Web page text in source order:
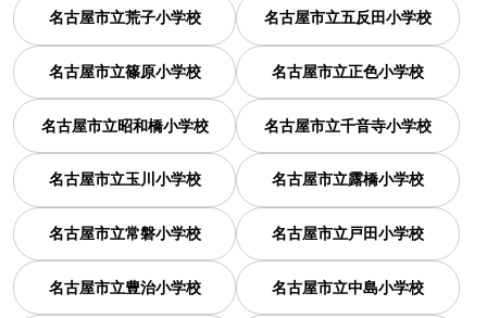
名古屋市立荒子小学校 名古屋市立五反田小学校
名古屋市立篠原小学校 名古屋市立正色小学校
名古屋市立昭和橋小学校 名古屋市立千音寺小学校
名古屋市立玉川小学校 名古屋市立露橋小学校
名古屋市立常磐小学校 名古屋市立戸田小学校
名古屋市立豊治小学校 名古屋市立中島小学校